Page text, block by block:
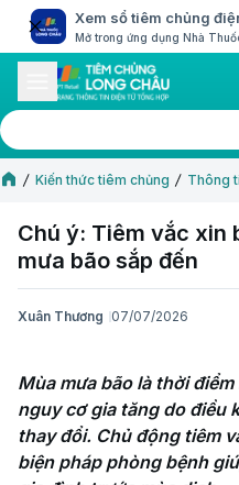
Xem sổ tiêm chủng
Mở trong ứng dụng Nhà
Kiến thức tiêm chủng Thông
Chú ý: Tiêm vắc xin
mưa bão sắp đến
Xuân Thương 07/07/2026
Mùa mưa bão là thời
nguy cơ gia tăng do điều
thay đổi. Chủ động tiêm
biện pháp phòng bệnh